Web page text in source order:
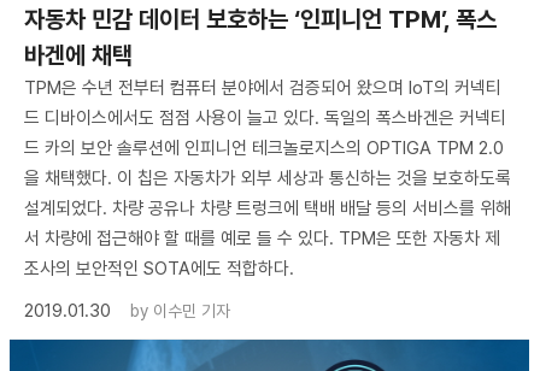
​자동차 민감 데이터 보호하는 ‘인피니언 TPM’, 폭스
바겐에 채택
TPM은 수년 전부터 컴퓨터 분야에서 검증되어 왔으며 IoT의 커넥티
드 디바이스에서도 점점 사용이 늘고 있다. 독일의 폭스바겐은 커넥티
드 카의 보안 솔루션에 인피니언 테크놀로지스의 OPTIGA TPM 2.0
을 채택했다. 이 칩은 자동차가 외부 세상과 통신하는 것을 보호하도록
설계되었다. 차량 공유나 차량 트렁크에 택배 배달 등의 서비스를 위해
서 차량에 접근해야 할 때를 예로 들 수 있다. TPM은 또한 자동차 제
조사의 보안적인 SOTA에도 적합하다.
2019.01.30
by 이수민 기자